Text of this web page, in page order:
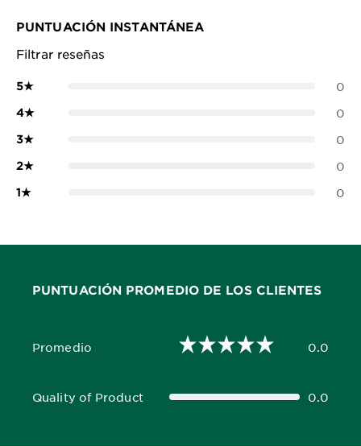
PUNTUACIÓN INSTANTÁNEA
Filtrar reseñas
5★ 0
4★ 0
3★ 0
2★ 0
1★ 0
PUNTUACIÓN PROMEDIO DE LOS CLIENTES
Promedio
0.0 out of 5 stars 0.0
Quality of Product
0.0 out of 5 stars 0.0